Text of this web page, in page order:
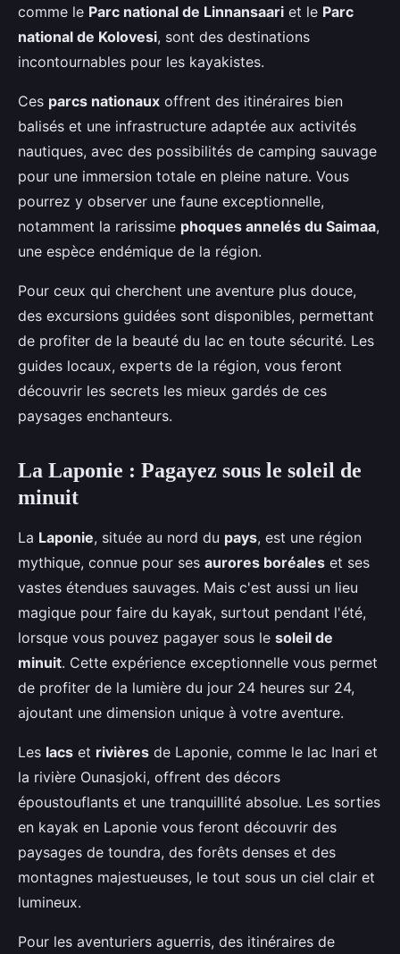
comme le Parc national de Linnansaari et le Parc
national de Kolovesi, sont des destinations
incontournables pour les kayakistes.
Ces parcs nationaux offrent des itinéraires bien
balisés et une infrastructure adaptée aux activités
nautiques, avec des possibilités de camping sauvage
pour une immersion totale en pleine nature. Vous
pourrez y observer une faune exceptionnelle,
notamment la rarissime phoques annelés du Saimaa,
une espèce endémique de la région.
Pour ceux qui cherchent une aventure plus douce,
des excursions guidées sont disponibles, permettant
de profiter de la beauté du lac en toute sécurité. Les
guides locaux, experts de la région, vous feront
découvrir les secrets les mieux gardés de ces
paysages enchanteurs.
La Laponie : Pagayez sous le soleil de
minuit
La Laponie, située au nord du pays, est une région
mythique, connue pour ses aurores boréales et ses
vastes étendues sauvages. Mais c'est aussi un lieu
magique pour faire du kayak, surtout pendant l'été,
lorsque vous pouvez pagayer sous le soleil de
minuit. Cette expérience exceptionnelle vous permet
de profiter de la lumière du jour 24 heures sur 24,
ajoutant une dimension unique à votre aventure.
Les lacs et rivières de Laponie, comme le lac Inari et
la rivière Ounasjoki, offrent des décors
époustouflants et une tranquillité absolue. Les sorties
en kayak en Laponie vous feront découvrir des
paysages de toundra, des forêts denses et des
montagnes majestueuses, le tout sous un ciel clair et
lumineux.
Pour les aventuriers aguerris, des itinéraires de